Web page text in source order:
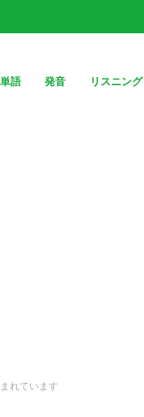
語 発音 リスニング
れています